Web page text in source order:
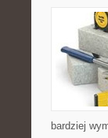
bardziej